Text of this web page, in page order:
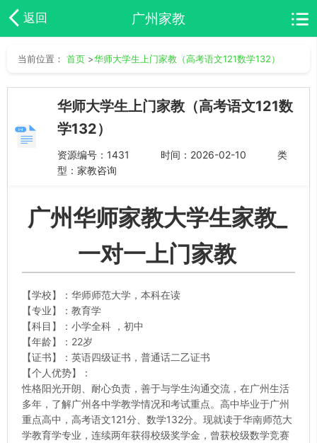
返回 广州家教
当前位置： 首页 >华师大学生上门家教（高考语文121数学132）
华师大学生上门家教（高考语文121数
学132）
资源编号：1431 时间：2026-02-10
类
型：家教咨询
广州华师家教大学生家教_
一对一上门家教
【学校】：华师师范大学，本科在读
【专业】：教育学
【科目 】：小学全科 ，初中
【年龄】：22岁
【证书】：英语四级证书，普通话二乙证书
【个人优势】：
性格阳光开朗、耐心负责，善于与学生沟通交流，在广州生活
多年，了解广州各中学教学情况和考试重点。高中毕业于广州
重点高中，高考语文121分、数学132分。现就读于华南师范大
学教育学专业，连续两年获得校级奖学金，曾获校级数学竞赛